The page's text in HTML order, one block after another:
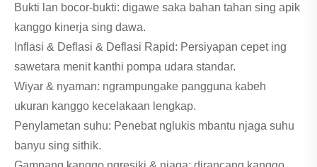
Bukti lan bocor-bukti: digawe saka bahan tahan sing apik
kanggo kinerja sing dawa.
Inflasi & Deflasi & Deflasi Rapid: Persiyapan cepet ing
sawetara menit kanthi pompa udara standar.
Wiyar & nyaman: ngrampungake pangguna kabeh
ukuran kanggo kecelakaan lengkap.
Penylametan suhu: Penebat nglukis mbantu njaga suhu
banyu sing sithik.